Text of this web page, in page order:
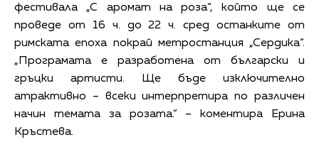
фестивала „С аромат на роза“, който ще се
проведе от 16 ч. до 22 ч. сред останките от
римската епоха покрай метростанция „Сердика“.
„Програмата е разработена от български и
гръцки артисти. Ще бъде изключително
атрактивно – всеки интерпретира по различен
начин темата за розата.“ – коментира Ерина
Кръстева.